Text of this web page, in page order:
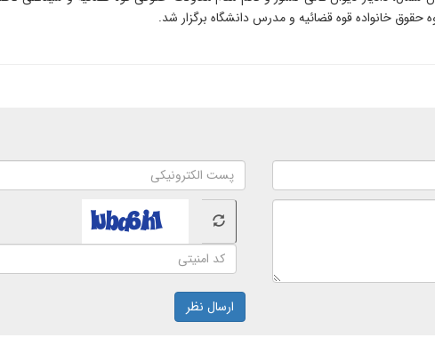
خانواده قوه قضائیه و مدرس دانشگاه برگزار شد.
ارسال نظر